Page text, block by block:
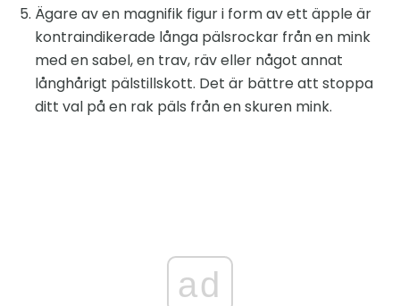
Ägare av en magnifik figur i form av ett äpple är
kontraindikerade långa pälsrockar från en mink
med en sabel, en trav, räv eller något annat
långhårigt pälstillskott. Det är bättre att stoppa
ditt val på en rak päls från en skuren mink.
ad